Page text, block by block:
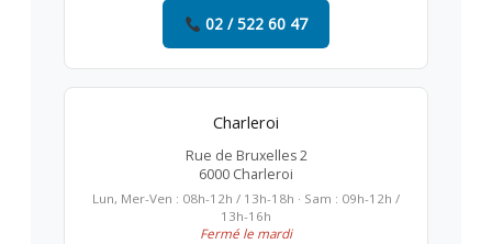
02 / 522 60 47
Charleroi
Rue de Bruxelles 2
6000 Charleroi
Lun, Mer-Ven : 08h-12h / 13h-18h · Sam : 09h-12h /
13h-16h
Fermé le mardi